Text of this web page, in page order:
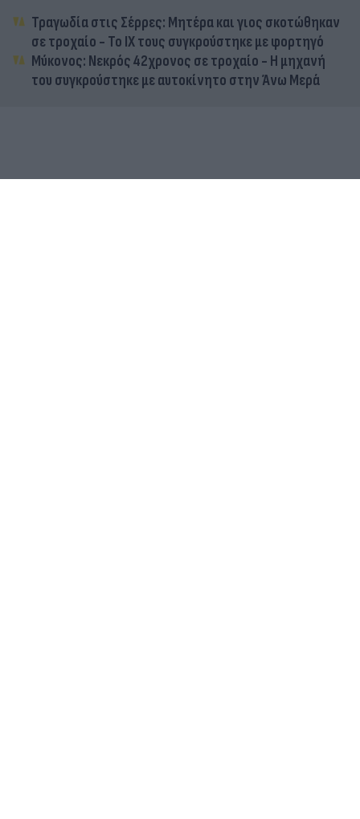
Τραγωδία στις Σέρρες: Μητέρα και γιος σκοτώθηκαν
σε τροχαίο - Το ΙΧ τους συγκρούστηκε με φορτηγό
Μύκονος: Νεκρός 42χρονος σε τροχαίο - Η μηχανή
του συγκρούστηκε με αυτοκίνητο στην Άνω Μερά